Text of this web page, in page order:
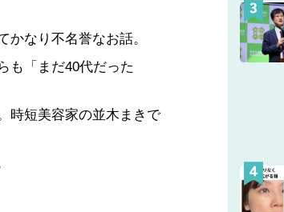
かなり不名誉なお話。
も「まだ40代だった
時短美容家の並木まきで